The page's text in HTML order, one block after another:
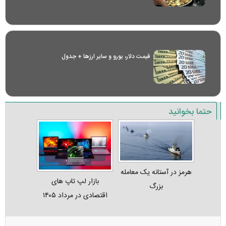
قیمت دلار، یورو و سایر ارز‌ها + جدول
حتما بخوانید
هرمز در آستانه یک معامله
بزرگ
بازار لپ‌ تاپ‌ های
اقتصادی در مرداد ۱۴۰۵